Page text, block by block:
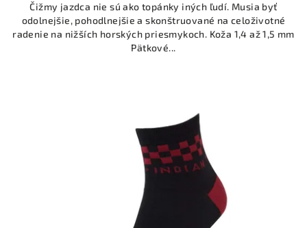
z
5
hviezdičiek.
Čižmy jazdca nie sú ako topánky iných ľudí. Musia byť
odolnejšie, pohodlnejšie a skonštruované na celoživotné
radenie na nižších horských priesmykoch. Koža 1,4 až 1,5 mm
Pätkové...